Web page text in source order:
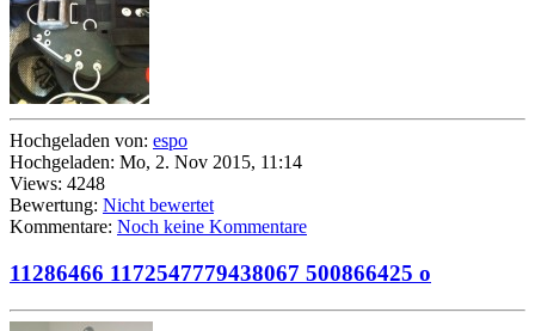
Hochgeladen von: espo
Hochgeladen: Mo, 2. Nov 2015, 11:14
Views: 4248
Bewertung: Nicht bewertet
Kommentare: Noch keine Kommentare
11286466 1172547779438067 500866425 o